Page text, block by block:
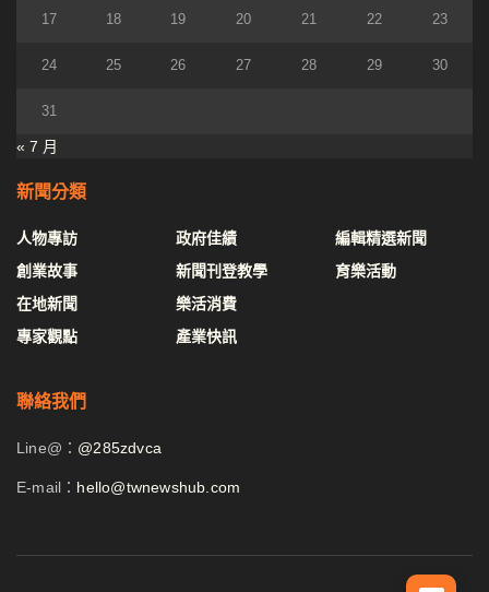
17 18 19 20 21 22 23
24 25 26 27 28 29 30
31
« 7 月
新聞分類
人物專訪
創業故事
在地新聞
專家觀點
政府佳績
新聞刊登教學
樂活消費
產業快訊
編輯精選新聞
育樂活動
聯絡我們
Line@： @285zdvca
E-mail： hello@twnewshub.com